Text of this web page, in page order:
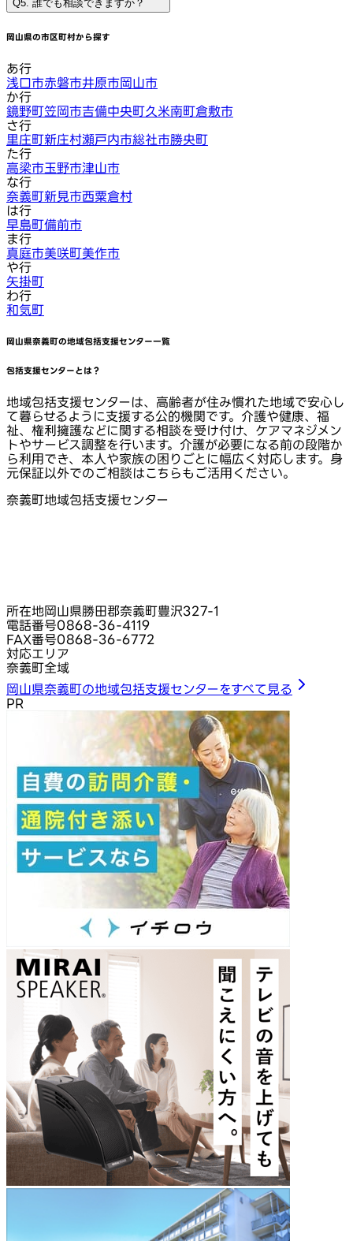
Q5. 誰でも相談できますか？
岡山県の市区町村から探す
あ行
浅口市赤磐市井原市岡山市
か行
鏡野町笠岡市吉備中央町久米南町倉敷市
さ行
里庄町新庄村瀬戸内市総社市勝央町
た行
高梁市玉野市津山市
な行
奈義町新見市西粟倉村
は行
早島町備前市
ま行
真庭市美咲町美作市
や行
矢掛町
わ行
和気町
岡山県奈義町の地域包括支援センター一覧
包括支援センターとは？
地域包括支援センターは、高齢者が住み慣れた地域で安心し
て暮らせるように支援する公的機関です。介護や健康、福
祉、権利擁護などに関する相談を受け付け、ケアマネジメン
トやサービス調整を行います。介護が必要になる前の段階か
ら利用でき、本人や家族の困りごとに幅広く対応します。身
元保証以外でのご相談はこちらもご活用ください。
奈義町地域包括支援センター
所在地岡山県勝田郡奈義町豊沢327-1
電話番号0868-36-4119
FAX番号0868-36-6772
対応エリア
奈義町全域
岡山県奈義町の地域包括支援センターをすべて見る
PR